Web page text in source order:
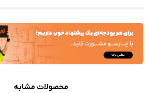
محصولات مشابه